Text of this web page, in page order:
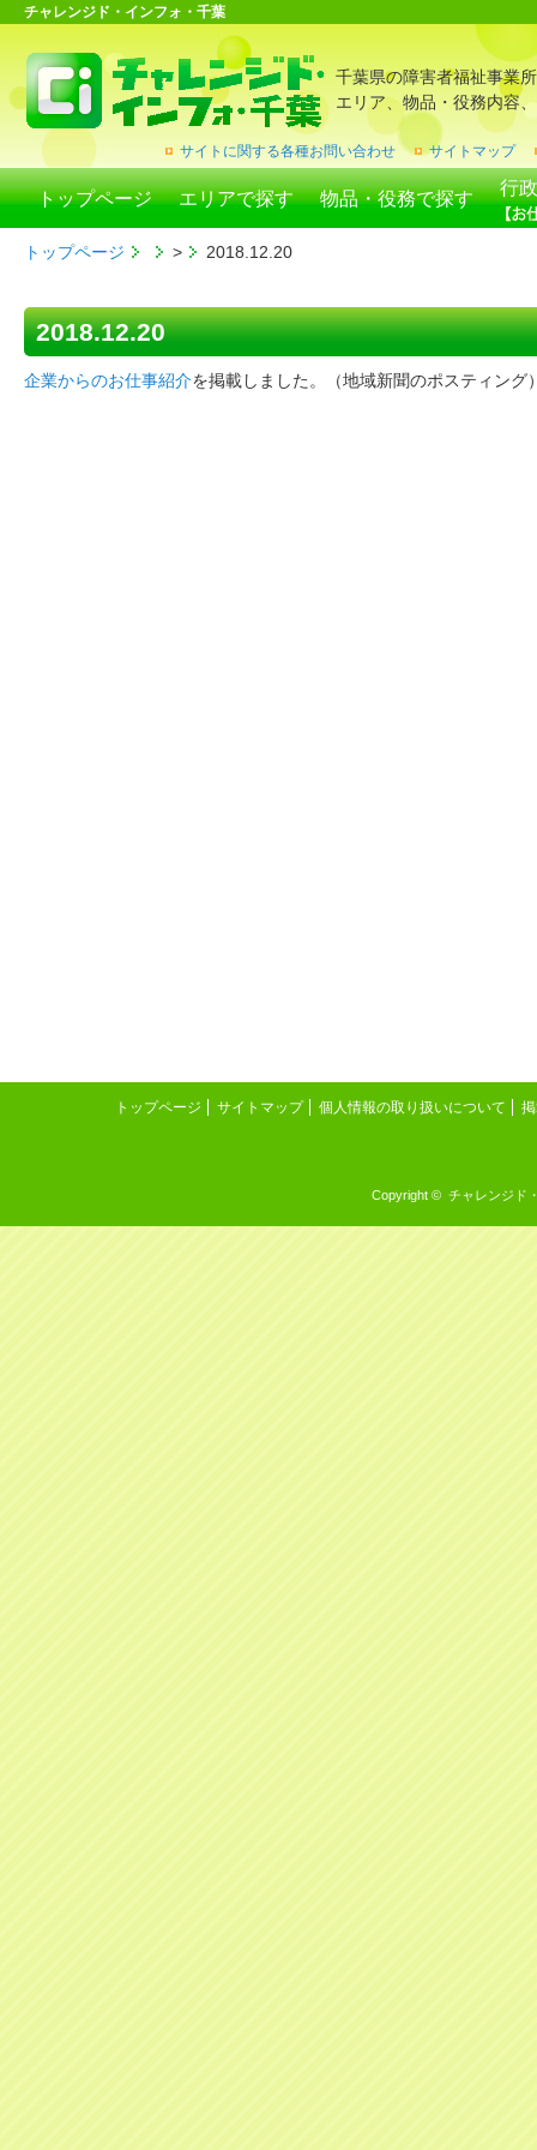
チャレンジド・インフォ・千葉
千葉県の障害者福祉事業
エリア、物品・役務内容
サイトに関する各種お問い合わせ サイトマップ
トップページ エリアで探す 物品・役務で探す
行
トップページ > 2018.12.20
2018.12.20
企業からのお仕事紹介を掲載しました。（地域新聞のポスティング
トップページ サイトマップ 個人情報の取り扱いについて
Copyright © チャレンジド